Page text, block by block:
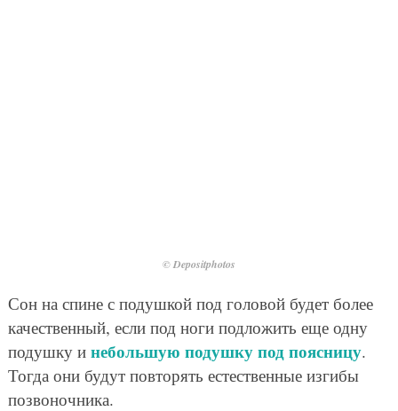
© Depositphotos
Сон на спине с подушкой под головой будет более
качественный, если под ноги подложить еще одну
подушку и небольшую подушку под поясницу.
Тогда они будут повторять естественные изгибы
позвоночника.